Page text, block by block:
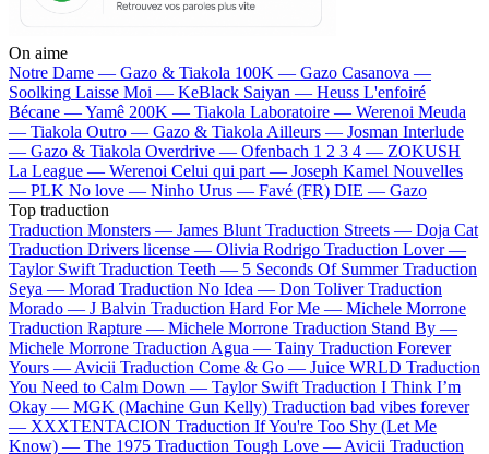
On aime
Notre Dame — Gazo & Tiakola 100K — Gazo Casanova —
Soolking Laisse Moi — KeBlack Saiyan — Heuss L'enfoiré
Bécane —Yamê 200K — Tiakola Laboratoire — Werenoi Meuda
— Tiakola Outro — Gazo & TiakolaAilleurs — Josman Interlude
— Gazo & Tiakola Overdrive — Ofenbach 1 2 3 4 — ZOKUSH
La League — Werenoi Celui qui part — Joseph Kamel Nouvelles
— PLK No love — Ninho Urus — Favé (FR) DIE — Gazo
Top traduction
Traduction Monsters — James Blunt Traduction Streets — Doja Cat
Traduction Drivers license — Olivia Rodrigo Traduction Lover —
Taylor Swift Traduction Teeth — 5 Seconds Of Summer Traduction
Seya — Morad Traduction No Idea — Don Toliver Traduction
Morado — J Balvin Traduction Hard For Me — Michele Morrone
Traduction Rapture — Michele Morrone Traduction Stand By —
Michele Morrone Traduction Agua — Tainy Traduction Forever
Yours —Avicii Traduction Come & Go — Juice WRLD Traduction
You Need to Calm Down — Taylor Swift Traduction I Think I’m
Okay — MGK (Machine Gun Kelly) Traduction bad vibes forever
— XXXTENTACION Traduction If You're Too Shy (Let Me
Know) — The 1975 Traduction Tough Love —Avicii Traduction